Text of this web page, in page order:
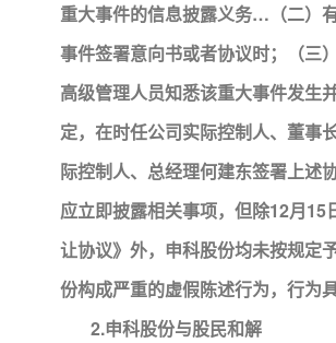
重大事件的信息披露义务…（二）
事件签署意向书或者协议时；（三
高级管理人员知悉该重大事件发生
定，在时任公司实际控制人、董事
际控制人、总经理何建东签署上述
应立即披露相关事项，但除12月15
让协议》外，申科股份均未按规定
份构成严重的虚假陈述行为，行为
2.申科股份与股民和解